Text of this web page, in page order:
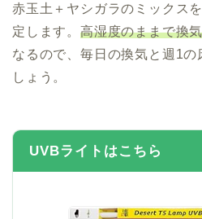
赤玉土＋ヤシガラのミックス
定します。 高湿度のままで換
なるので、毎日の換気と週1の
しょう。
UVBライトはこちら